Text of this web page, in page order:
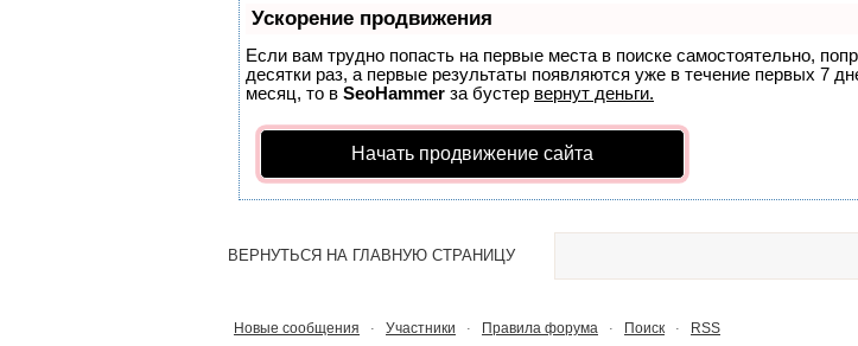
Ускорение продвижения
Если вам трудно попасть на первые места в поиске самостоятельно,
десятки раз, а первые результаты появляются уже в течение первых 7
месяц, то в SeoHammer за бустер вернут деньги.
Начать продвижение сайта
ВЕРНУТЬСЯ НА ГЛАВНУЮ СТРАНИЦУ
Новые сообщения · Участники · Правила форума · Поиск · RSS